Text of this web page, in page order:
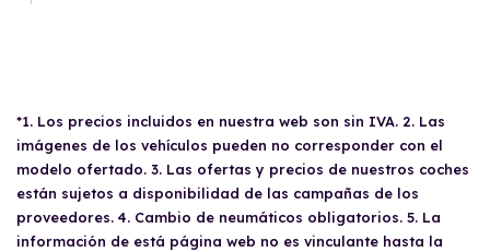
*1. Los precios incluidos en nuestra web son sin IVA. 2. Las
imágenes de los vehículos pueden no corresponder con el
modelo ofertado. 3. Las ofertas y precios de nuestros coches
están sujetos a disponibilidad de las campañas de los
proveedores. 4. Cambio de neumáticos obligatorios. 5. La
información de está página web no es vinculante hasta la